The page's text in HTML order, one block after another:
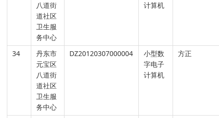
八道街
道社区
卫生服
务中心
计算机
34
丹东市
元宝区
八道街
道社区
卫生服
务中心
DZ20120307000004
小型数
字电子
计算机
方正